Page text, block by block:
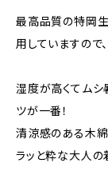
最高品質の特岡
用していますので
湿度が高くてムシ
ツが一番！
清涼感のある木
ラッと粋な大人の